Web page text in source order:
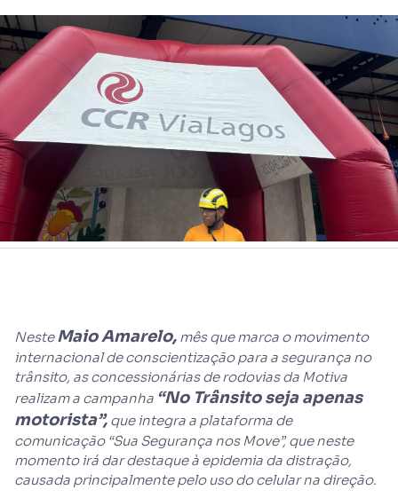
NesteMaio Amarelo, mês que marca o movimento
internacional de conscientização para a segurança no
trânsito, as concessionárias de rodovias da Motiva
realizam a campanha “No Trânsito seja apenas
motorista”, que integra a plataforma de
comunicação “Sua Segurança nos Move”, que neste
momento irá dar destaque à epidemia da distração,
causada principalmente pelo uso do celular na direção.